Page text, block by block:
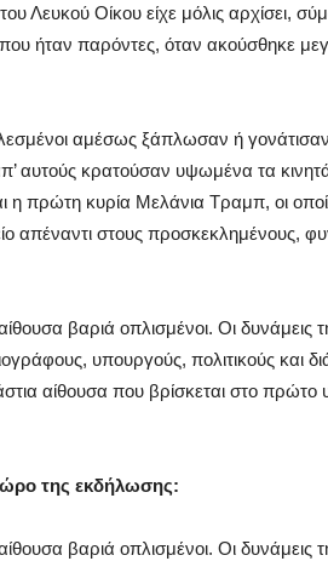
Λευκού Οίκου είχε μόλις αρχίσει,
ήταν παρόντες, όταν ακούσθηκε
αμέσως ξάπλωσαν ή
αυτούς κρατούσαν υψωμένα τα
η πρώτη κυρία Μελάνια Τραμπ, οι
απέναντι στους προσκεκλημένους,
βαριά οπλισμένοι. Οι δυνάμεις
υπουργούς, πολιτικούς και
αίθουσα που βρίσκεται στο πρώτο
της εκδήλωσης:
βαριά οπλισμένοι. Οι δυνάμεις